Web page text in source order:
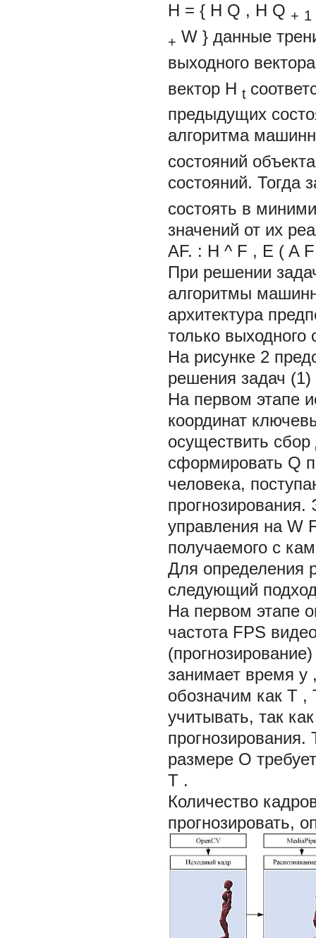
H = { H Q , H Q + 1
+ W } данные
выходного
вектор H t
предыдущих
алгоритма
состояний
состояний. Тогда
состоять в
значений от их
AF. : H ^ F , E ( A F
При решении
алгоритмы
архитектура
только выходного
На рисунке 2
решения задач (1)
На первом этапе
координат
осуществить
сформировать Q
человека,
прогнозирования.
управления на W
получаемого с
Для определения
следующий
На первом этапе
частота FPS
занимает время у
обозначим как Т ,
учитывать, так
размере О
Т .
Количество
прогнозировать,